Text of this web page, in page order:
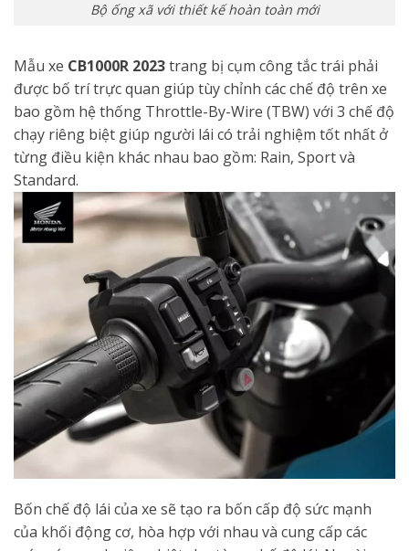
Bộ ống xã với thiết kế hoàn toàn mới
Mẫu xe CB1000R 2023trang bị cụm công tắc trái phải
được bố trí trực quan giúp tùy chỉnh các chế độ trên xe
bao gồm hệ thống Throttle-By-Wire (TBW) với 3 chế độ
chạy riêng biệt giúp người lái có trải nghiệm tốt nhất ở
từng điều kiện khác nhau bao gồm: Rain, Sport và
Standard.
Bốn chế độ lái của xe sẽ tạo ra bốn cấp độ sức mạnh
của khối động cơ, hòa hợp với nhau và cung cấp các